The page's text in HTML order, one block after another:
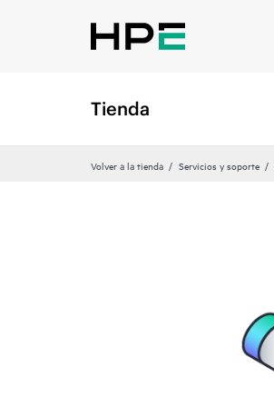
Tienda
Volver a la tienda Servicios y soporte